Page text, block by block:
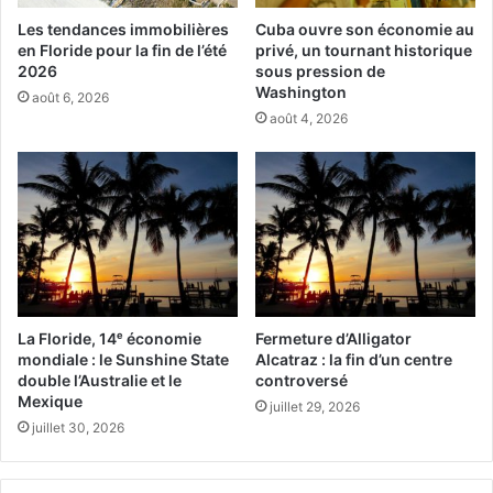
–Il y a ici un document de consignes officielles
–Ici déjà une page internet d’explications
Les candidatures réalisées en cette année 2020
concernent des cartes vertes délivrées en 2022 (d’où leur
nom de « DV-2022 »). Les résultats devraient en théorie
être consultables en ligne à partir du printemps prochain,
et il est spécifié que le visa d’entrée aux Etats-Unis sera
délivré le 30 septembre 2022 (ce qui signifie que ce jour-
là vous pourrez monter dans l’avion à destination de votre
American Dream !). Donc, selon toute vraisemblance, la
crise du covid-19 devrait entre temps ne plus être qu’un
mauvais souvenir et ne plus avoir aucune conséquence
sur l’immigration.
Canadiens et
Les tendances immobilières
en Floride pour la fin de l’été
2026
août 6, 2026
Cuba ouvre son économie au
privé, un tournant historique
sous pression de
Washington
août 4, 2026
La Floride, 14ᵉ économie
mondiale : le Sunshine State
double l’Australie et le
Mexique
juillet 30, 2026
Fermeture d’Alligator
Alcatraz : la fin d’un centre
controversé
juillet 29, 2026